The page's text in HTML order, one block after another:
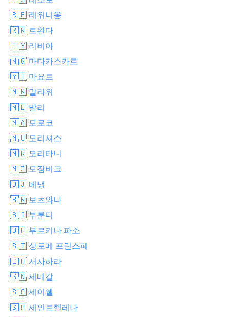
🇷🇪 레위니옹
🇷🇼 르완다
🇱🇾 리비아
🇲🇬 마다카스카르
🇾🇹 마요트
🇲🇼 말라위
🇲🇱 말리
🇲🇦 모로코
🇲🇺 모리셔스
🇲🇷 모리타니
🇲🇿 모잠비크
🇧🇯 베냉
🇧🇼 보츠와나
🇧🇮 부룬디
🇧🇫 부르키나 파소
🇸🇹 상토메 프린스페
🇪🇭 서사하라
🇸🇳 세네갈
🇸🇨 세이쉘
🇸🇭 세인트헬레나